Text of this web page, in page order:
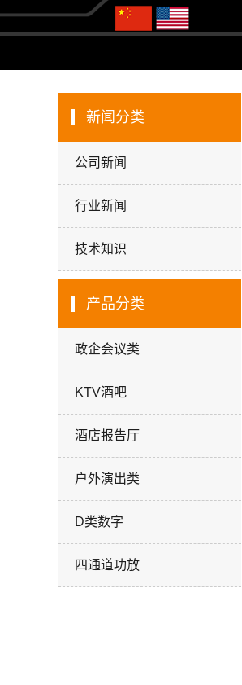
新闻分类
公司新闻
行业新闻
技术知识
产品分类
政企会议类
KTV酒吧
酒店报告厅
户外演出类
D类数字
四通道功放